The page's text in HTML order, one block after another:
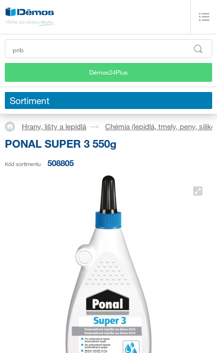
Démos24Plus
Sortiment
Hrany, lišty a lepidlá Chémia (lepidlá, tmely, peny,
PONAL SUPER 3 550g
Kód sortimentu 508805